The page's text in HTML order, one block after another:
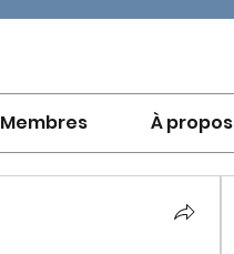
Membres À propos